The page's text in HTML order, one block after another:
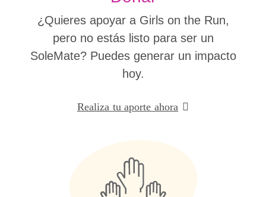
¿Quieres apoyar a Girls on the Run,
pero no estás listo para ser un
SoleMate? Puedes generar un impacto
hoy.
Realiza tu aporte ahora